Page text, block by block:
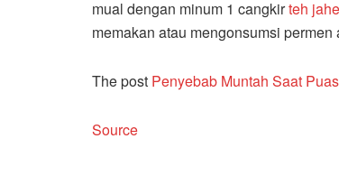
mual dengan minum 1 cangkirteh jahe
memakan atau mengonsumsi
The post Penyebab Muntah Saat
Source